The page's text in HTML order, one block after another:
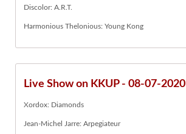
Discolor: A.R.T.
Harmonious Thelonious: Young Kong
Live Show on KKUP - 08-07-2020
Xordox: Diamonds
Jean-Michel Jarre: Arpegiateur